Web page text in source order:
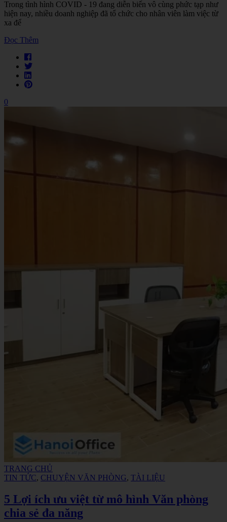
Trong tình hình COVID - 19 đang diễn biến vô cùng phức tạp như
hiện nay, nhiều doanh nghiệp đã tổ chức cho nhân viên làm việc từ
xa để
Đọc Thêm
0
TRANG CHỦ
TIN TỨC, CHUYỆN VĂN PHÒNG, TÀI LIỆU
5 Lợi ích ưu việt từ mô hình Văn phòng
chia sẻ đa năng